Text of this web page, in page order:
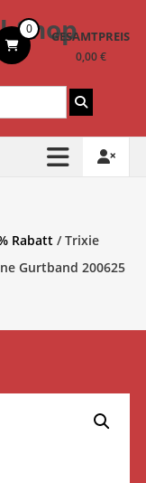
Shop
0 GESAMTPREIS
0,00 €
Rabatt / Trixie
Gurtband 200625